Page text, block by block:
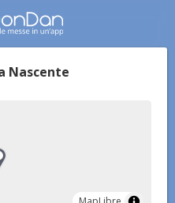
Nascente